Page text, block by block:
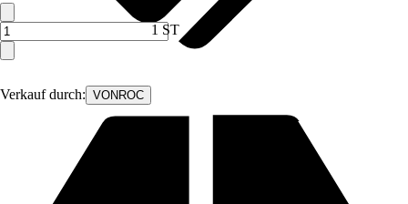
Verkauf durch: VONROC
1 ST